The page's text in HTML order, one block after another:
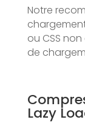
Notre
ou CSS
de
Lazy